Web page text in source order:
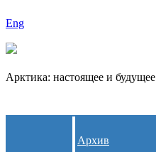
Eng
Арктика: настоящее и будущее
Архив